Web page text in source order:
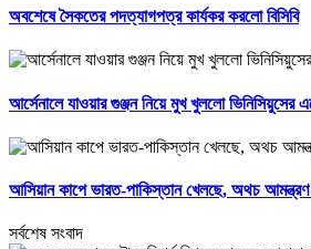
অবশেষে সৈকতের পদত্যাগপত্র কার্যকর করলো বিসিবি
আর্সেনালে যাওয়ার গুঞ্জন নিয়ে মুখ খুললো ভিনিসিয়ুসের
আসিয়ান কাপে ভারত-পাকিস্তান খেলছে, অথচ আমন্ত্রণ
সর্বশেষ সংবাদ